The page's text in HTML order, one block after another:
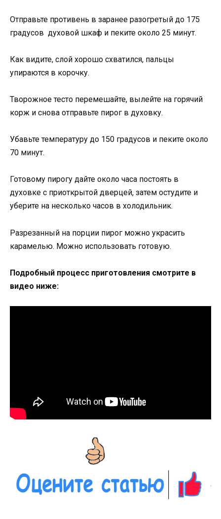
Отправьте противень в заранее разогретый до 175
градусов духовой шкаф и пеките около 25 минут.
Как видите, слой хорошо схватился, пальцы
упираются в корочку.
Творожное тесто перемешайте, вылейте на горячий
корж и снова отправьте пирог в духовку.
Убавьте температуру до 150 градусов и пеките около
70 минут.
Готовому пирогу дайте около часа постоять в
духовке с приоткрытой дверцей, затем остудите и
уберите на несколько часов в холодильник.
Разрезанный на порции пирог можно украсить
карамелью. Можно использовать готовую.
Подробный процесс приготовления смотрите в
видео ниже: